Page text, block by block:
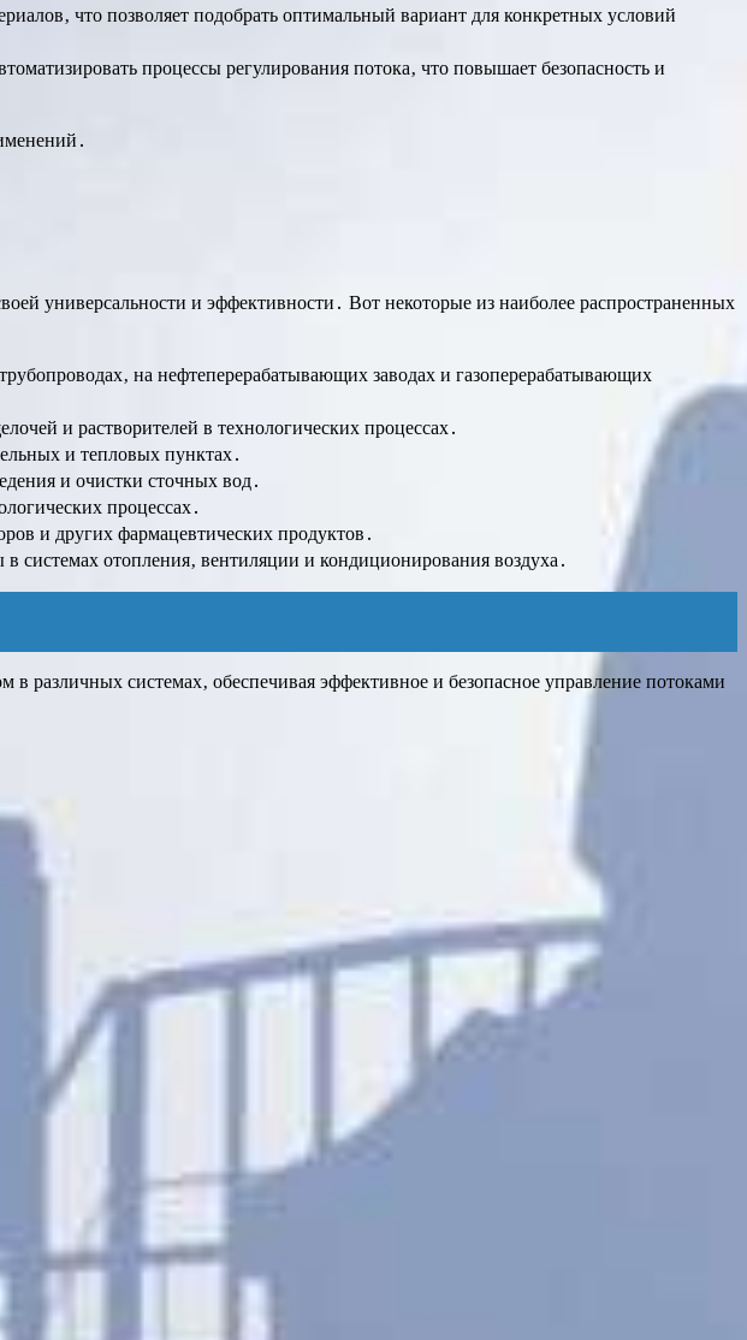
что позволяет подобрать оптимальный вариант для конкретных условий
процессы регулирования потока‚ что повышает безопасность и
универсальности и эффективности․ Вот некоторые из наиболее распространенных
на нефтеперерабатывающих заводах и газоперерабатывающих
и растворителей в технологических процессах․
и тепловых пунктах․
и очистки сточных вод․
процессах․
и других фармацевтических продуктов․
системах отопления‚ вентиляции и кондиционирования воздуха․
различных системах‚ обеспечивая эффективное и безопасное управление потоками